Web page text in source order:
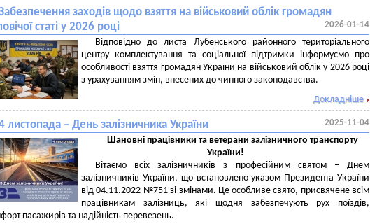
заходів щодо взяття на військовий облік громадян
статі у 2026 році
2026-01-14
Відповідно до листа Лубенського районного територіального
центру комплектування та соціальної підтримки інформуємо про
особливості взяття громадян України на військовий облік у 2026 році
з урахуванням змін, внесених до чинного законодавства.
Докладніше
листопада – День залізничника України 2025-11-04
Шановні працівники та ветерани залізничного транспорту
України!
Вітаємо всіх залізничників з професійним святом – Днем
залізничників України, що встановлено указом Президента України
від 04.11.2022 №751 зі змінами. Це особливе свято, присвячене всім
працівникам залізниць, які щодня забезпечують рух поїздів,
пасажирів та надійність перевезень.